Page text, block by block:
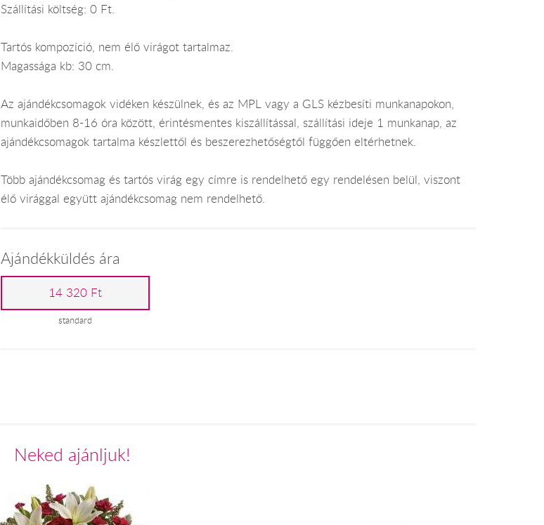
Szállítási költség: 0 Ft.
Tartós kompozíció, nem élő virágot tartalmaz.
Magassága kb: 30 cm.
Az ajándékcsomagok vidéken készülnek, és az MPL vagy a GLS kézbesíti munkanapokon,
munkaidőben 8-16 óra között, érintésmentes kiszállítással, szállítási ideje 1 munkanap, az
ajándékcsomagok tartalma készlettől és beszerezhetőségtől függően eltérhetnek.
Több ajándékcsomag és tartós virág egy címre is rendelhető egy rendelésen belül, viszont
élő virággal együtt ajándékcsomag nem rendelhető.
Ajándékküldés ára
14 320 Ft
standard
Neked ajánljuk!